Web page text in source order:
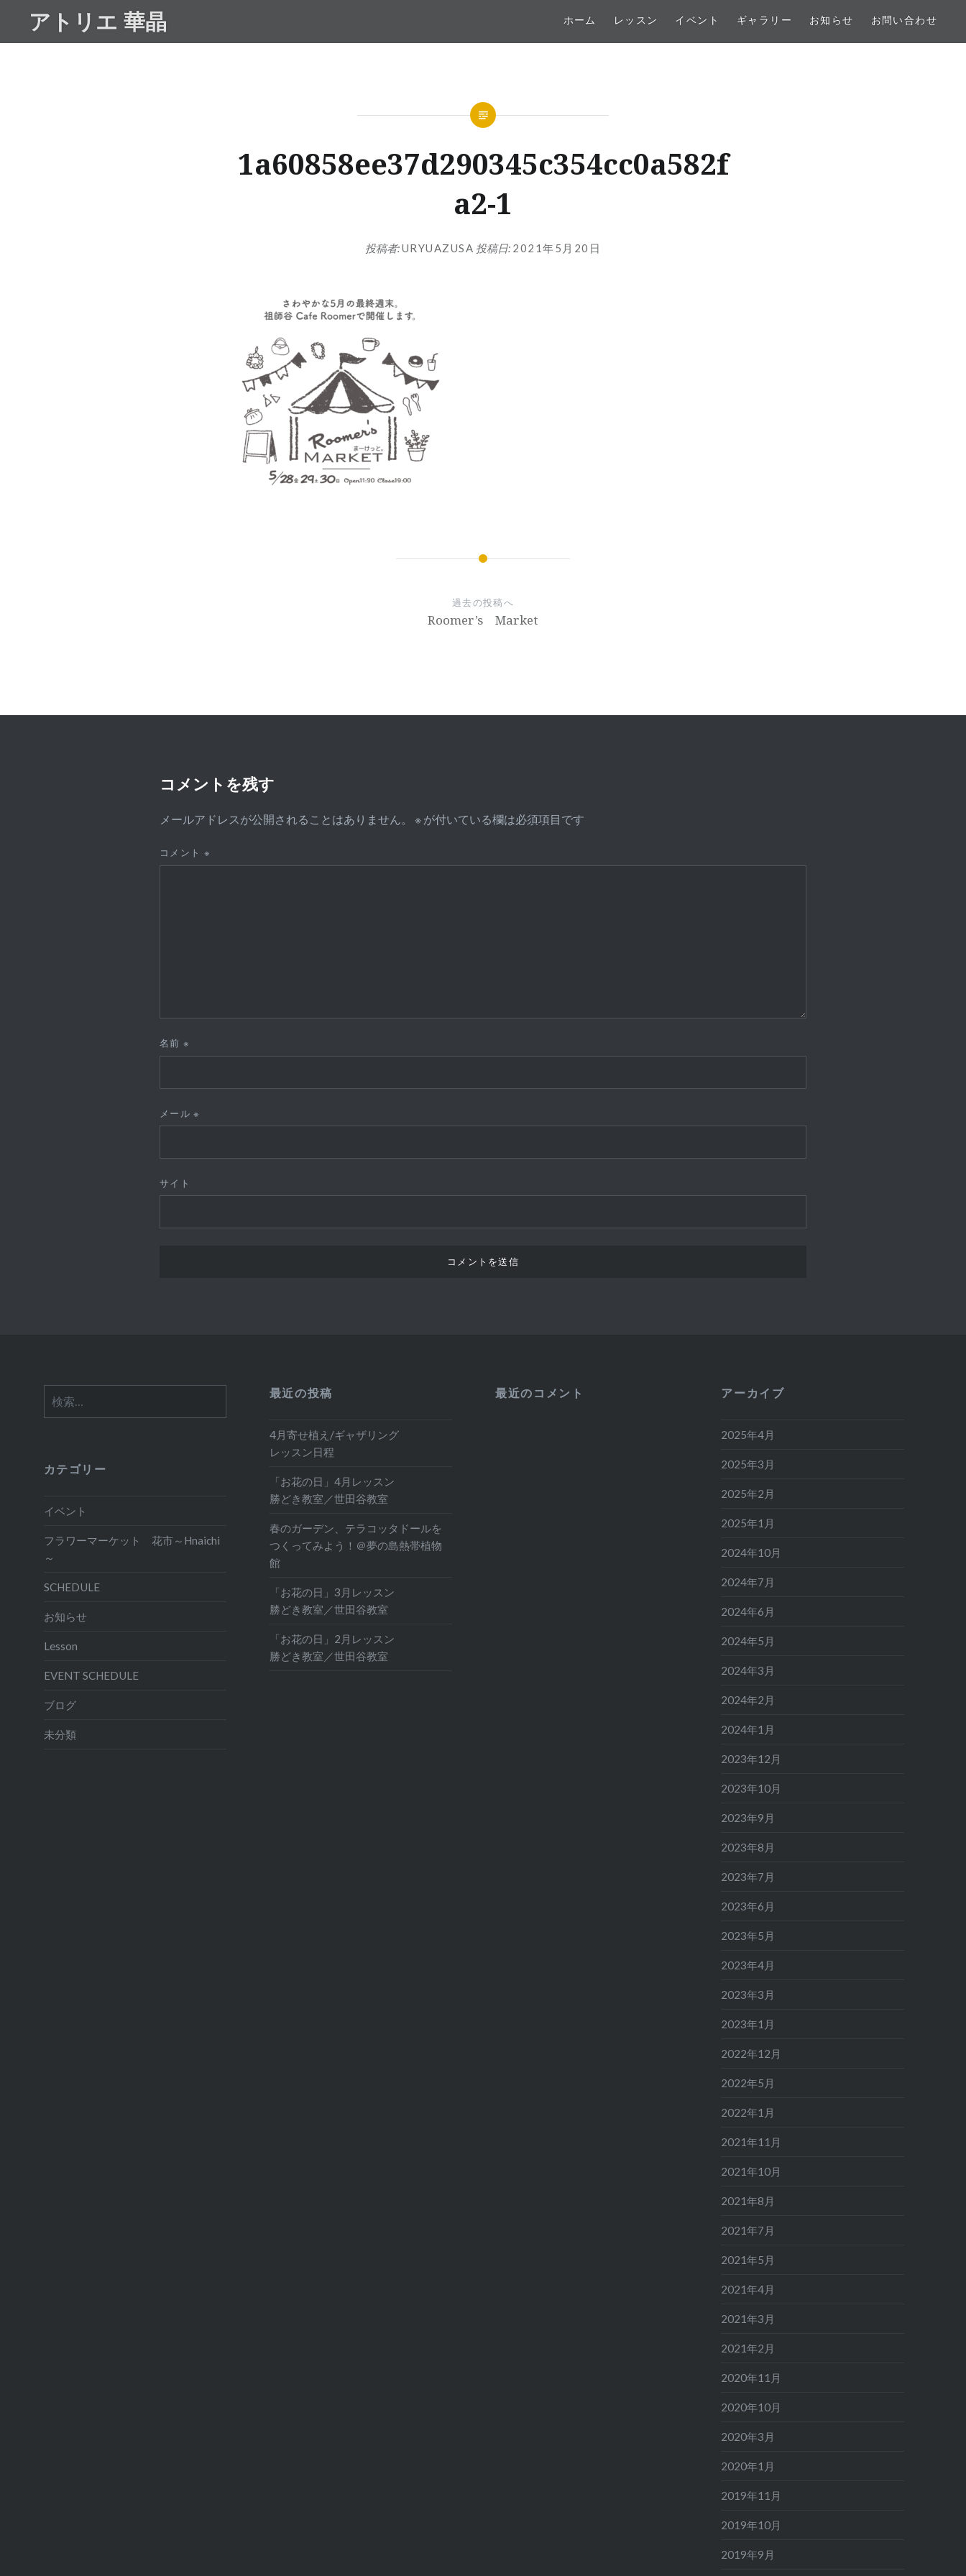
テ
アトリエ 華晶 ホーム レッスン イベント ギャラリー お知らせ お問い合わせ
1a60858ee37d290345c354cc0a582f
a2-1
投稿者:URYUAZUSA 投稿日: 2021年5月20日
シ
過去の投稿へ
Roomer’s Market
コメントを残す
メールアドレスが公開されることはありません。 ※ が付いている欄は必須項目です
コメント ※
名前 ※
メール※
サイト
索:
最近の投稿
4月寄せ植え/ギャザリング
レッスン日程
「お花の日」4月レッスン
勝どき教室／世田谷教室
春のガーデン、テラコッタドールを
つくってみよう！＠夢の島熱帯植物
館
「お花の日」3月レッスン
勝どき教室／世田谷教室
「お花の日」2月レッスン
勝どき教室／世田谷教室
最近のコメント アーカイブ
2025年4月
2025年3月
2025年2月
2025年1月
2024年10月
2024年7月
2024年6月
2024年5月
2024年3月
2024年2月
2024年1月
2023年12月
2023年10月
2023年9月
2023年8月
2023年7月
2023年6月
2023年5月
2023年4月
2023年3月
2023年1月
2022年12月
2022年5月
2022年1月
2021年11月
2021年10月
2021年8月
2021年7月
2021年5月
2021年4月
2021年3月
2021年2月
2020年11月
2020年10月
2020年3月
2020年1月
2019年11月
2019年10月
2019年9月
カテゴリー
イベント
フラワーマーケット 花市～Hnaichi
～
SCHEDULE
お知らせ
Lesson
EVENT SCHEDULE
ブログ
未分類